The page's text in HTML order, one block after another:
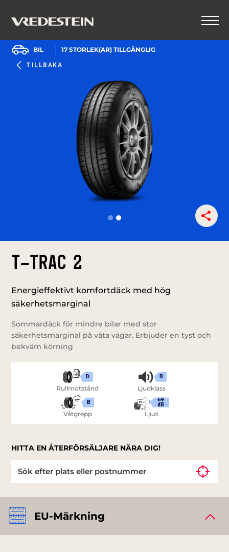
TILLBAKA
BIL 17 STORLEK(AR) TILLGÄNGLIG
T-Trac 2
Energieffektivt komfortdäck med hög
säkerhetsmarginal
Sommardäck för mindre bilar med stor
säkerhetsmarginal på våta vägar. Erbjuder en tyst och
bekväm körning
D
Rullmotstånd
B
Våtgrepp
B
Ljudklass
69
dB
Ljud
HITTA EN ÅTERFÖRSÄLJARE NÄRA DIG!
EU-Märkning